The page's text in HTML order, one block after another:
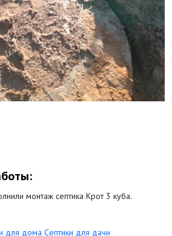
монтаж септика Крот 3 куба.
для дома Септики для дачи